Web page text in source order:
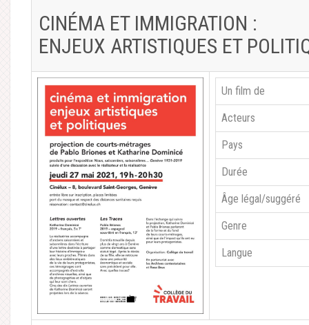
CINÉMA ET IMMIGRATION :
ENJEUX ARTISTIQUES ET
Un film de
Acteurs
Pays
Durée
Âge légal/suggéré
Genre
Langue